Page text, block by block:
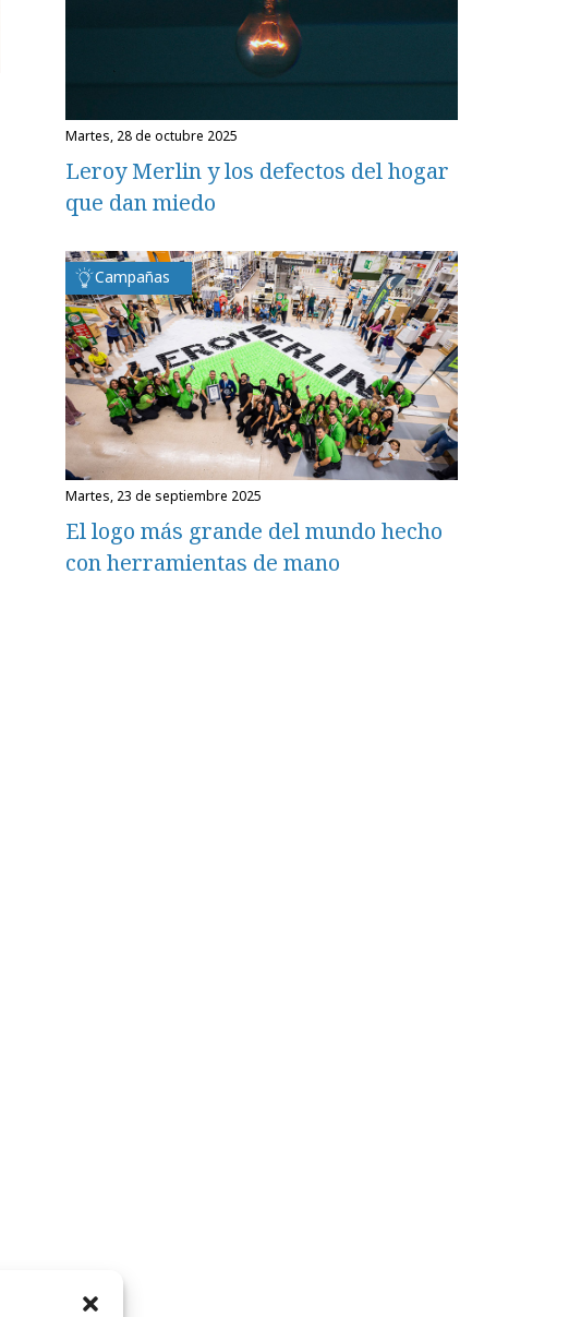
martes, 28 de octubre 2025
Leroy Merlin y los defectos del hogar
que dan miedo
Campañas
martes, 23 de septiembre 2025
El logo más grande del mundo hecho
con herramientas de mano